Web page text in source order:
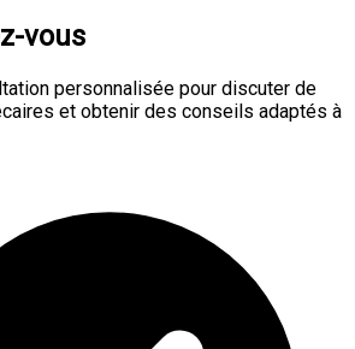
vous
personnalisée pour discuter de
et obtenir des conseils adaptés à